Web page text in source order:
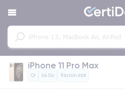
iPhone 11 Pro Max
Or 64 Go Très bon état